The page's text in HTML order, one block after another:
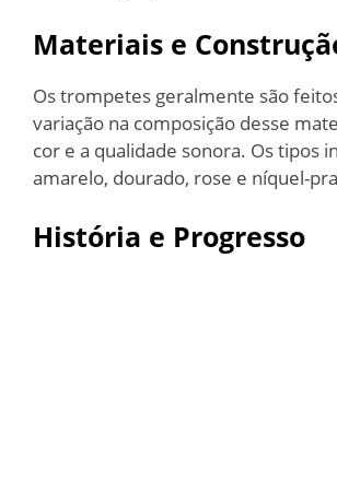
Materiais e
Os trompetes geralmente são
variação na composição desse
cor e a qualidade sonora. Os tipos
amarelo, dourado, rose e níquel-
História e Progresso